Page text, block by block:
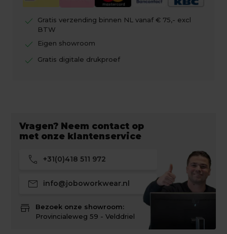
check
Gratis verzending binnen NL vanaf € 75,- excl
BTW
check Eigen showroom
check Gratis digitale drukproef
Vragen? Neem contact op
met onze klantenservice
call +31(0)418 511 972
mail info@joboworkwear.nl
store
Bezoek onze showroom:
Provincialeweg 59 - Velddriel